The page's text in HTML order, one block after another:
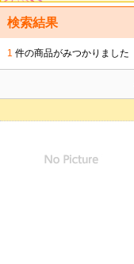
検索結果
1 件の商品がみつかりました